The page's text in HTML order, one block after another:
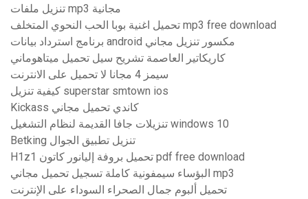
تنزيل ملفات mp3 مجانية
تحميل اغنية بوبا الحب النحوي المتخلف mp3 free download
برنامج استرداد بيانات android مكسور تنزيل مجاني
كاريكاتير العاصمة تشريح سيل تحميل ميتاهوماني
سيمز 4 مجانا لا تحميل على الانترنت
كيفية تنزيل superstar smtown ios
Kickass كاندي تحميل مجاني
تنزيلات جافا القديمة لنظام التشغيل windows 10
Betking تنزيل تطبيق الجوال
H1z1 تحميل بروفة إليانور كاتون pdf free download
البؤساء سيمفونية كاملة تسجيل تحميل مجاني mp3
تحميل ألبوم جمال الصحراء السوداء على الإنترنت